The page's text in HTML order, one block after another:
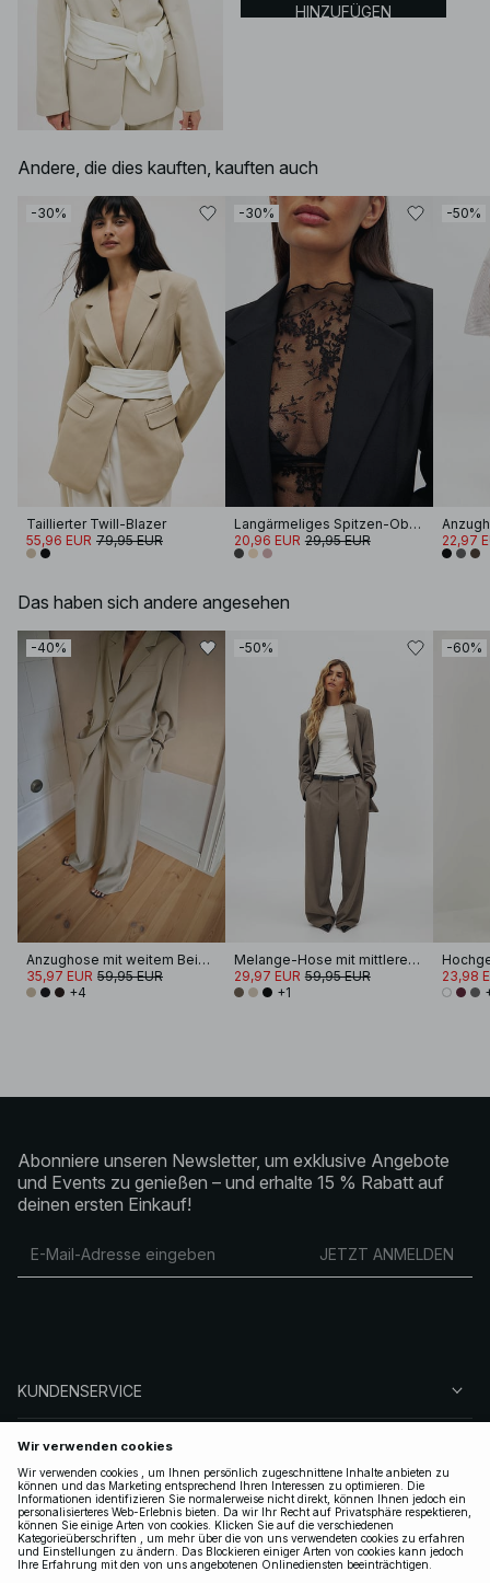
HINZUFÜGEN
Andere, die dies kauften, kauften auch
-30%
Taillierter Twill-Blazer
55,96 EUR 79,95 EUR
-30%
Langärmeliges Spitzen-Oberteil
20,96 EUR 29,95 EUR
-50%
22,97
Das haben sich andere angesehen
-40%
Anzughose mit weitem Bein und hohem Bund
35,97 EUR 59,95 EUR
+4
-50%
Melange-Hose mit mittlerer Taille
29,97 EUR 59,95 EUR
+1
-60%
23,98
Abonniere unseren Newsletter, um exklusive Angebote
und Events zu genießen – und erhalte 15 % Rabatt auf
deinen ersten Einkauf!
JETZT ANMELDEN
KUNDENSERVICE
ÜBER NA-KD
FOLGEN SIE UNS
LEGAL